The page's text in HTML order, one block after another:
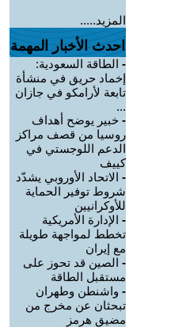
المزيد.....
احدث الأخبار المهمة
- الطاقة السعودية:
إخماد حريق في منشأة
تابعة لأرامكو في جازان
...
- خبير يوضح أهداف
روسيا من قصف مراكز
الدعم اللوجستي في
كييف
- الاتحاد الأوروبي يشدّد
شروط توفير الحماية
للأوكرانيين
- الإدارة الأمريكية
تخطط لمواجهة طويلة
مع إيران
- الصين قد تحوز على
مستقبل الطاقة
- واشنطن وطهران
تبحثان عن مخرج من
مضيق هرمز